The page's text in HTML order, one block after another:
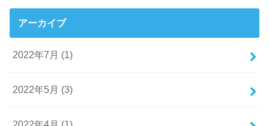
アーカイブ
2022年7月 (1)
2022年5月 (3)